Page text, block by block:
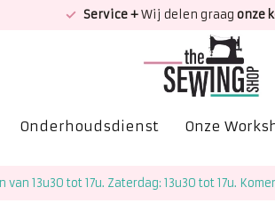
Service +Wij delen graag onze
Onderhoudsdienst Onze
13u30 tot 17u. Zaterdag: 13u30 tot 17u.